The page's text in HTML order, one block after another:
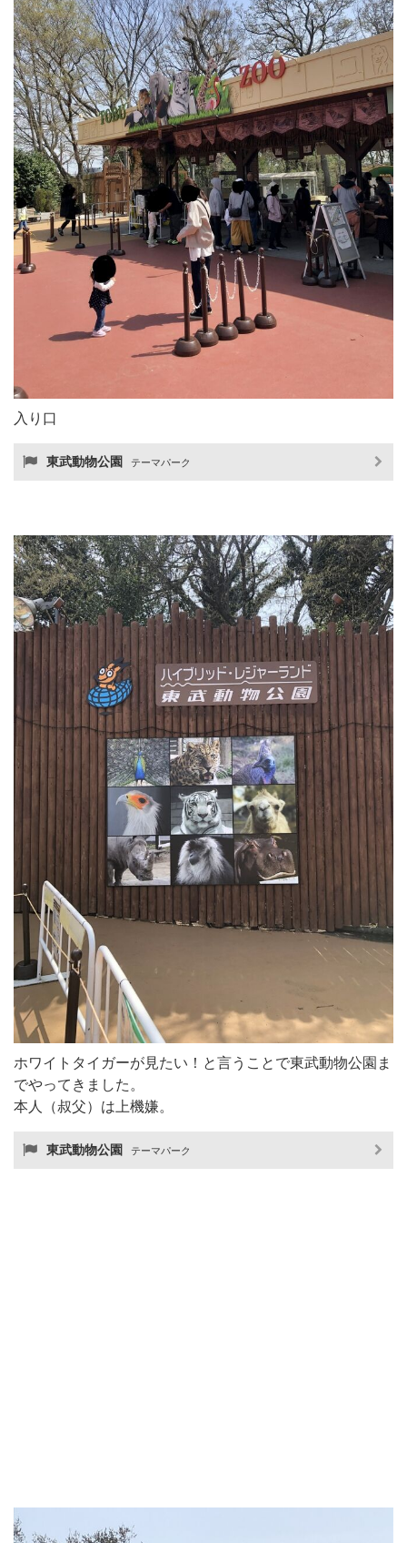
入り口
東武動物公園 テーマパーク
ホワイトタイガーが見たい！と言うことで東武動物公園ま
でやってきました。
本人（叔父）は上機嫌。
東武動物公園 テーマパーク